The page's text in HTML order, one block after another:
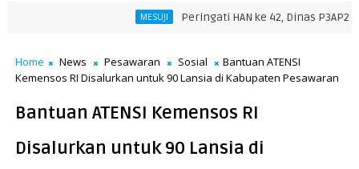
Peringati HAN ke 42, Dinas P3AP2KB
Home News Pesawaran Sosial
Bantuan ATENSI
Kemensos RI Disalurkan untuk 90 Lansia di Kabupaten Pesawaran
Bantuan ATENSI Kemensos RI
Disalurkan untuk 90 Lansia di